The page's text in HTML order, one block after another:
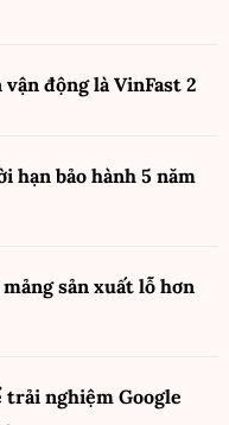
động là VinFast 2
hạn bảo hành 5 năm
sản xuất lỗ hơn
trải nghiệm Google